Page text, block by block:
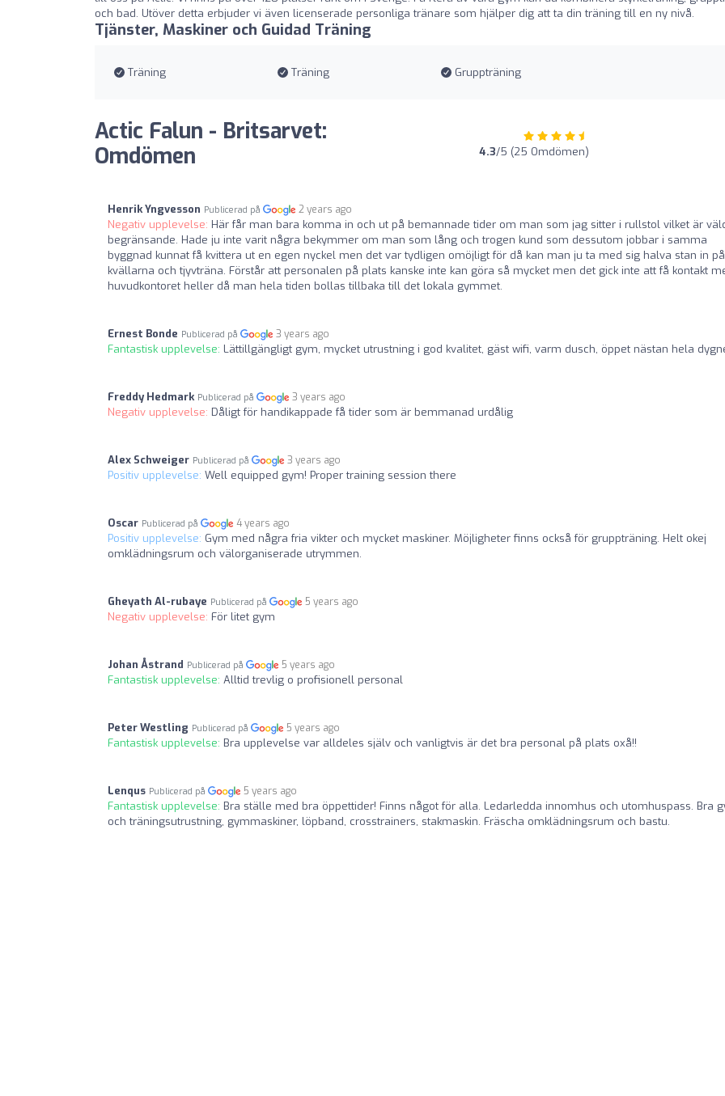
och bad. Utöver detta erbjuder vi även licenserade personliga tränare som hjälper dig att ta din träning till en ny nivå.
Tjänster, Maskiner och Guidad Träning
Träning Träning Gruppträning
Actic Falun - Britsarvet:
Omdömen
4.3/5 (25 Omdömen)
Henrik Yngvesson Publicerad på 2 years ago
Negativ upplevelse: Här får man bara komma in och ut på bemannade tider om man som jag sitter i rullstol vilket är
begränsande. Hade ju inte varit några bekymmer om man som lång och trogen kund som dessutom jobbar i samma
byggnad kunnat få kvittera ut en egen nyckel men det var tydligen omöjligt för då kan man ju ta med sig halva stan in på
kvällarna och tjyvträna. Förstår att personalen på plats kanske inte kan göra så mycket men det gick inte att få kontakt
huvudkontoret heller då man hela tiden bollas tillbaka till det lokala gymmet.
Ernest Bonde Publicerad på 3 years ago
Fantastisk upplevelse: Lättillgängligt gym, mycket utrustning i god kvalitet, gäst wifi, varm dusch, öppet nästan hela
Freddy Hedmark Publicerad på 3 years ago
Negativ upplevelse: Dåligt för handikappade få tider som är bemmanad urdålig
Alex Schweiger Publicerad på 3 years ago
Positiv upplevelse: Well equipped gym! Proper training session there
Oscar Publicerad på 4 years ago
Positiv upplevelse: Gym med några fria vikter och mycket maskiner. Möjligheter finns också för gruppträning. Helt okej
omklädningsrum och välorganiserade utrymmen.
Gheyath Al-rubaye Publicerad på 5 years ago
Negativ upplevelse: För litet gym
Johan Åstrand Publicerad på 5 years ago
Fantastisk upplevelse: Alltid trevlig o profisionell personal
Peter Westling Publicerad på 5 years ago
Fantastisk upplevelse: Bra upplevelse var alldeles själv och vanligtvis är det bra personal på plats oxå!!
Lenqus Publicerad på 5 years ago
Fantastisk upplevelse: Bra ställe med bra öppettider! Finns något för alla. Ledarledda innomhus och utomhuspass. Bra
och träningsutrustning, gymmaskiner, löpband, crosstrainers, stakmaskin. Fräscha omklädningsrum och bastu.